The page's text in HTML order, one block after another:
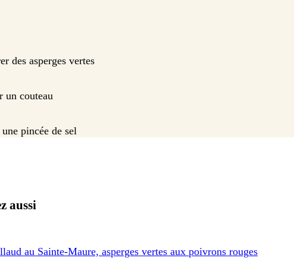
des asperges vertes
un couteau
pincée de sel
aussi
au Sainte-Maure, asperges vertes aux poivrons rouges